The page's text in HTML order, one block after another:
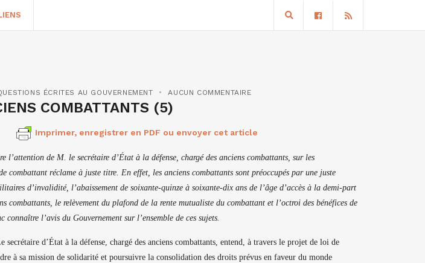
ÉCRITES AU GOUVERNEMENT AUCUN COMMENTAIRE
COMBATTANTS (5)
Imprimer, enregistrer en PDF ou envoyer cet article
l’attention de M. le secrétaire d’État à la défense, chargé des anciens combattants, sur les
combattant réclame à juste titre. En effet, les anciens combattants sont préoccupés par une juste
d’invalidité, l’abaissement de soixante-quinze à soixante-dix ans de l’âge d’accès à la demi-part
combattants, le relèvement du plafond de la rente mutualiste du combattant et l’octroi des bénéfices de
l’avis du Gouvernement sur l’ensemble de ces sujets.
secrétaire d’État à la défense, chargé des anciens combattants, entend, à travers le projet de loi de
à sa mission de solidarité et poursuivre la consolidation des droits prévus en faveur du monde